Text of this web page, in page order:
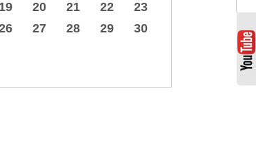
19 20 21 22
23
27 28 29
30